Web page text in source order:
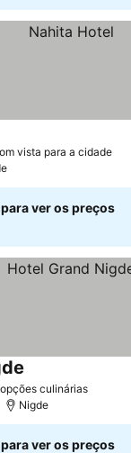
vista para a cidade
ver os preços
culinárias
Nigde
ver os preços